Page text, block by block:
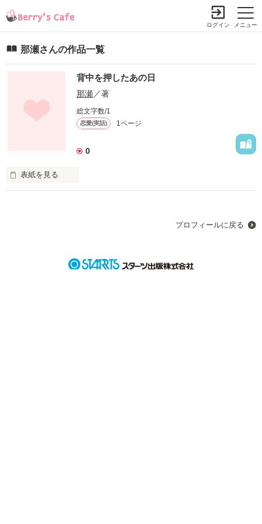
メニュー
ログイン
那瀬さんの作品一覧
背中を押したあの日
那瀬／著
総文字数/1
恋愛(実話) 1ページ
0
表紙を見る
プロフィールに戻る